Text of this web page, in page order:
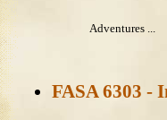
Adventures ...
FASA 6303 -